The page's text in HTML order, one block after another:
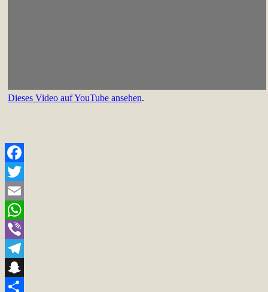
Dieses Video auf YouTube ansehen.
Facebook
Twitter
Email
WhatsApp
Viber
Telegram
Snapchat